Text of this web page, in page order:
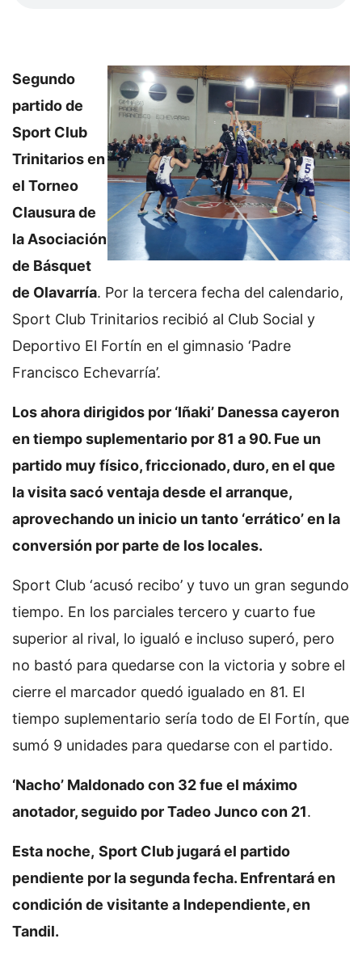
Segundo
partido de
Sport Club
Trinitarios en
el Torneo
Clausura de
la Asociación
de Básquet
de Olavarría. Por la tercera fecha del calendario,
Sport Club Trinitarios recibió al Club Social y
Deportivo El Fortín en el gimnasio ‘Padre
Francisco Echevarría’.
Los ahora dirigidos por ‘Iñaki’ Danessa cayeron
en tiempo suplementario por 81 a 90. Fue un
partido muy físico, friccionado, duro, en el que
la visita sacó ventaja desde el arranque,
aprovechando un inicio un tanto ‘errático’ en la
conversión por parte de los locales.
Sport Club ‘acusó recibo’ y tuvo un gran segundo
tiempo. En los parciales tercero y cuarto fue
superior al rival, lo igualó e incluso superó, pero
no bastó para quedarse con la victoria y sobre el
cierre el marcador quedó igualado en 81. El
tiempo suplementario sería todo de El Fortín, que
sumó 9 unidades para quedarse con el partido.
‘Nacho’ Maldonado con 32 fue el máximo
anotador, seguido por Tadeo Junco con 21.
Esta noche, Sport Club jugará el partido
pendiente por la segunda fecha. Enfrentará en
condición de visitante a Independiente, en
Tandil.